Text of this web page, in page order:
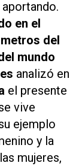
en el
del
mundo
analizó en
el presente
vive
ejemplo
y la
mujeres,